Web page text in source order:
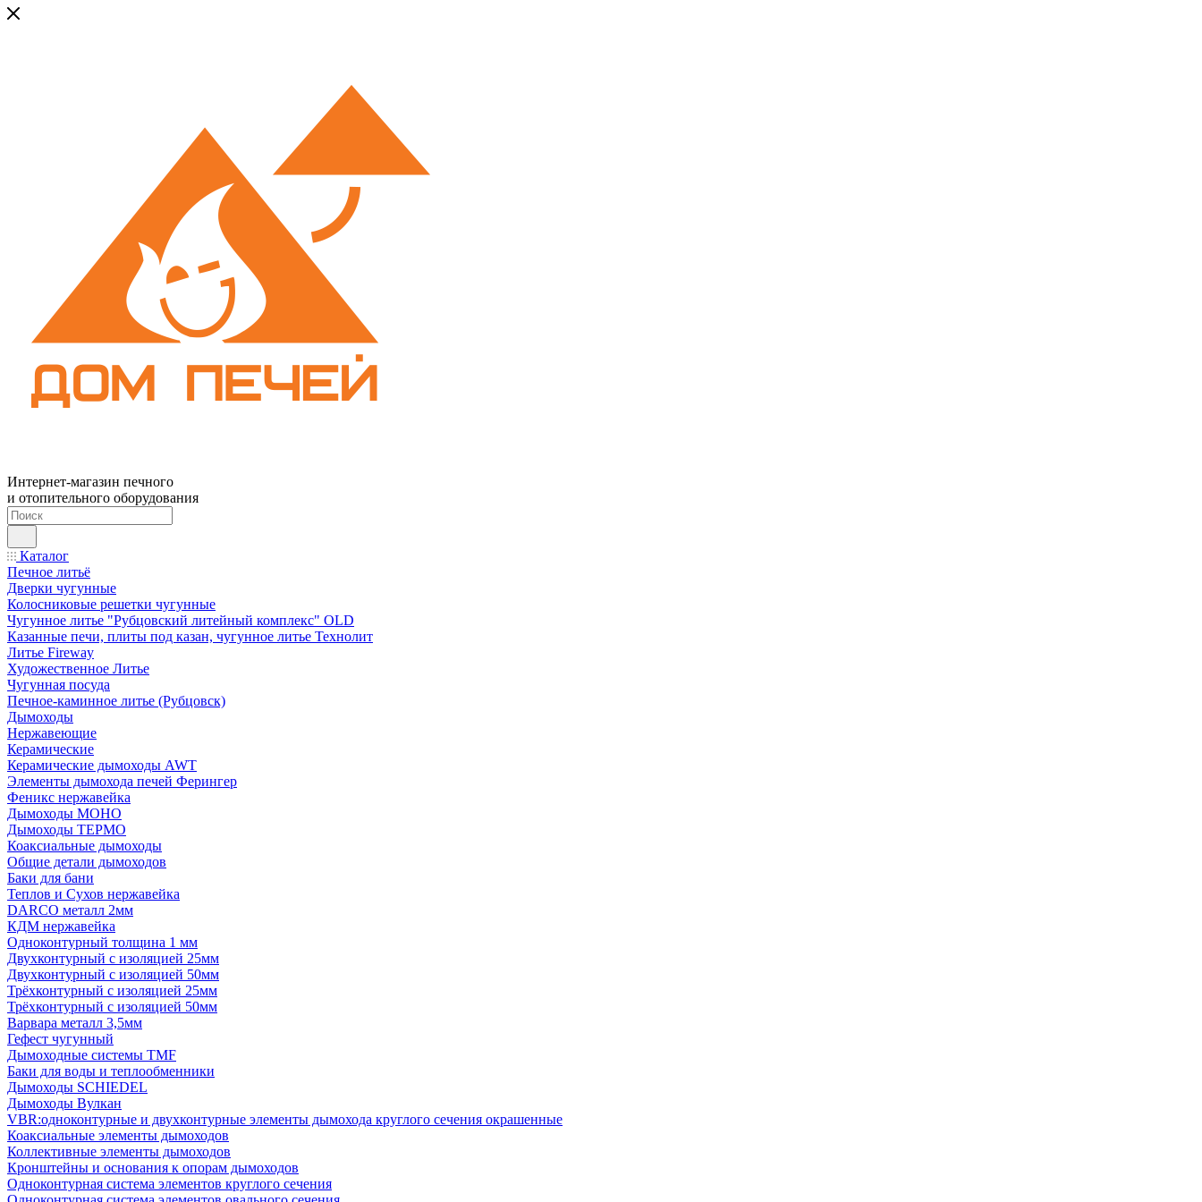
Интернет-магазин печного
и отопительного оборудования
Каталог
Печное литьё
Дверки чугунные
Колосниковые решетки чугунные
Чугунное литье "Рубцовский литейный комплекс" OLD
Казанные печи, плиты под казан, чугунное литье Технолит
Литье Fireway
Художественное Литье
Чугунная посуда
Печное-каминное литье (Рубцовск)
Дымоходы
Нержавеющие
Керамические
Керамические дымоходы AWT
Элементы дымохода печей Ферингер
Феникс нержавейка
Дымоходы МОНО
Дымоходы ТЕРМО
Коаксиальные дымоходы
Общие детали дымоходов
Баки для бани
Теплов и Сухов нержавейка
DARCO металл 2мм
КДМ нержавейка
Одноконтурный толщина 1 мм
Двухконтурный с изоляцией 25мм
Двухконтурный с изоляцией 50мм
Трёхконтурный с изоляцией 25мм
Трёхконтурный с изоляцией 50мм
Варвара металл 3,5мм
Гефест чугунный
Дымоходные системы TMF
Баки для воды и теплообменники
Дымоходы SCHIEDEL
Дымоходы Вулкан
VBR:одноконтурные и двухконтурные элементы дымохода круглого сечения окрашенные
Коаксиальные элементы дымоходов
Коллективные элементы дымоходов
Кронштейны и основания к опорам дымоходов
Одноконтурная система элементов круглого сечения